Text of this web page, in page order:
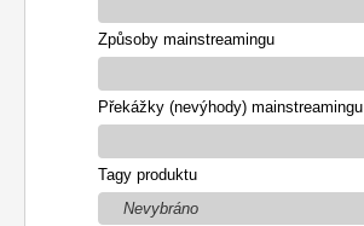
Způsoby mainstreamingu
Překážky (nevýhody) mainstreamingu
Tagy produktu
Nevybráno